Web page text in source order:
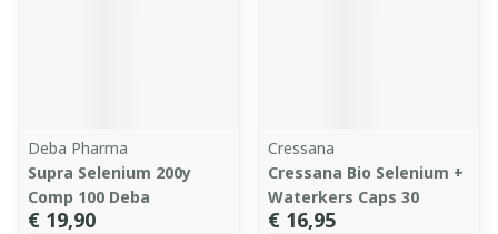
Deba Pharma
Supra Selenium 200y
Comp 100 Deba
€ 19,90
Cressana
Cressana Bio Selenium +
Waterkers Caps 30
€ 16,95